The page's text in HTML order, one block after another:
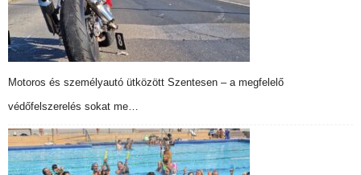
Motoros és személyautó ütközött Szentesen – a megfelelő
védőfelszerelés sokat me…